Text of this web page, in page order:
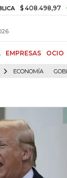
+$
EMPRESAS OCIO
ECONOMÍA